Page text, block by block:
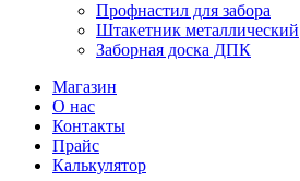
Профнастил для забора
Штакетник металлический
Заборная доска ДПК
Магазин
О нас
Контакты
Прайс
Калькулятор